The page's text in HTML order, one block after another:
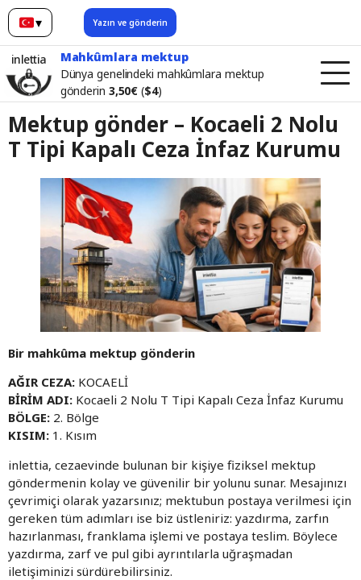
▾
Türkçe Yazın ve gönderin
inlettia
Mahkûmlara mektup
Dünya genelindeki mahkûmlara mektup
gönderin 3,50€($4)
Mektup gönder – Kocaeli 2 Nolu
T Tipi Kapalı Ceza İnfaz Kurumu
Bir mahkûma mektup gönderin
AĞIR CEZA: KOCAELİ
BİRİM ADI: Kocaeli 2 Nolu T Tipi Kapalı Ceza İnfaz Kurumu
BÖLGE: 2. Bölge
KISIM: 1. Kısım
inlettia, cezaevinde bulunan bir kişiye fiziksel mektup
göndermenin kolay ve güvenilir bir yolunu sunar. Mesajınızı
çevrimiçi olarak yazarsınız; mektubun postaya verilmesi için
gereken tüm adımları ise biz üstleniriz: yazdırma, zarfın
hazırlanması, franklama işlemi ve postaya teslim. Böylece
yazdırma, zarf ve pul gibi ayrıntılarla uğraşmadan
iletişiminizi sürdürebilirsiniz.